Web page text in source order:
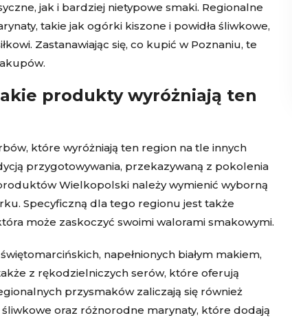
jak i bardziej nietypowe smaki. Regionalne
takie jak ogórki kiszone i powidła śliwkowe,
Zastanawiając się, co kupić w Poznaniu, te
produkty wyróżniają ten
które wyróżniają ten region na tle innych
przygotowywania, przekazywaną z pokolenia
Wielkopolski należy wymienić wyborną
Specyficzną dla tego regionu jest także
może zaskoczyć swoimi walorami smakowymi.
napełnionych białym makiem,
z rękodzielniczych serów, które oferują
przysmaków zaliczają się również
oraz różnorodne marynaty, które dodają